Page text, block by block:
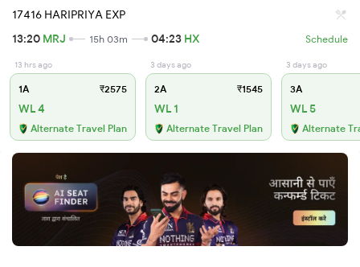
17416 HARIPRIYA EXP
13:20 MRJ 15h 03m 04:23 HX Schedule
13 hrs ago
1A ₹2575
WL 4
Alternate Travel Plan
3 days ago
2A ₹1545
WL 1
Alternate Travel Plan
3 days ago
3A
WL 5
Alternate